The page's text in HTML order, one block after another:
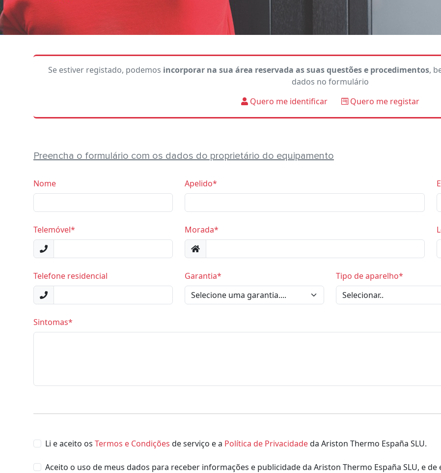
Se estiver registado, podemos incorporar na sua área reservada as suas questões e procedimentos,
dados no formulário
Quero me identificar
Quero me registar
Preencha o formulário com os dados do proprietário do equipamento
Nome
Telemóvel*
Apelido*
Morada*
Telefone residencial Garantia* Tipo de aparelho*
Sintomas*
Li e aceito os Termos e Condições de serviço e a Política de Privacidadeda Ariston Thermo España SLU.
Aceito o uso de meus dados para receber informações e publicidade da Ariston Thermo España SLU, e